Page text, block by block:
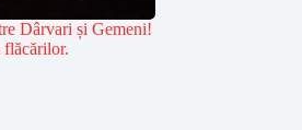
Dârvari și Gemeni!
flăcărilor.